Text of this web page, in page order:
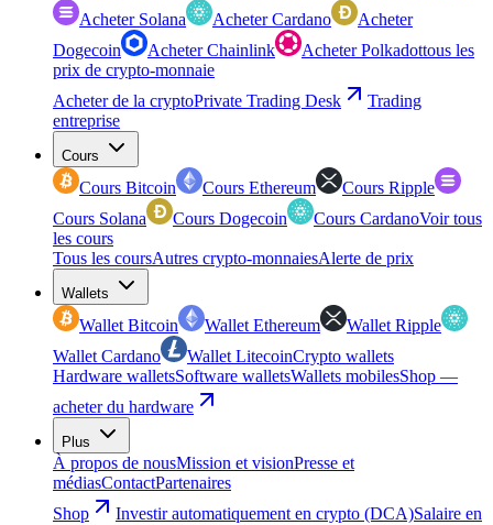
Acheter Solana
Acheter Cardano
Acheter
Dogecoin
Acheter Chainlink Acheter Polkadottous les
prix de crypto-monnaie
Acheter de la cryptoPrivate Trading Desk
Trading
entreprise
Cours
Cours Bitcoin Cours Ethereum
Cours Ripple
Cours Solana
Cours Dogecoin Cours CardanoVoir tous
les cours
Tous les coursAutres crypto-monnaiesAlerte de prix
Wallets
Wallet Bitcoin Wallet Ethereum
Wallet Ripple
Wallet Cardano
Wallet LitecoinCrypto wallets
Hardware walletsSoftware walletsWallets mobilesShop —
acheter du hardware
Plus
À propos de nousMission et visionPresse et
médiasContactPartenaires
Shop
Investir automatiquement en crypto (DCA)Salaire en